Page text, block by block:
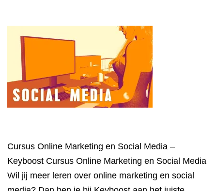
Cursus Online Marketing en Social Media –
Keyboost Cursus Online Marketing en Social Media
Wil jij meer leren over online marketing en social